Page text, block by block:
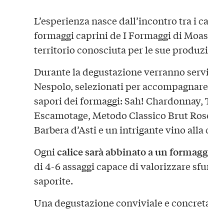
L’esperienza nasce dall’incontro tra i
formaggi caprini deI Formaggi di
territorio conosciuta per le sue
Durante la degustazione verranno
Nespolo, selezionati per
sapori dei formaggi:Sah! Chardonnay,
Escamotage, Metodo Classico Brut
Barbera d’Astie un intrigantevino alla
Ognicalice sarà abbinato a un
di4-6 assaggicapace di valorizzare
saporite.
Una degustazione conviviale e